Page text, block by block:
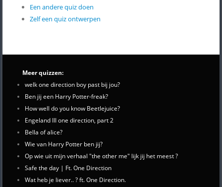
Een andere quiz doen
Zelf een quiz ontwerpen
Meer quizzen:
welk one direction boy past bij jou?
Ben jij een Harry Potter-freak?
How well do you know Beetlejuice?
Engeland III one direction, part 2
Bella of alice?
Wie van Harry Potter ben jij?
Op wie uit mijn verhaal "the other me" lijk jij het meest ?
Safe the day | Ft. One Direction
Wat heb je liever.. ? ft. One Direction.